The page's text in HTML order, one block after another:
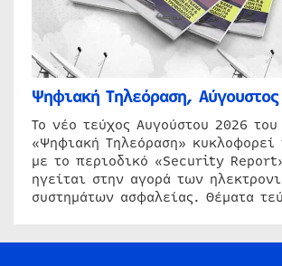
Ψηφιακή Τηλεόραση,
Το νέο τεύχος Αυγούστου 2026 του
«Ψηφιακή Τηλεόραση» κυκλοφορεί
με το περιοδικό «Security
ηγείται στην αγορά των
συστημάτων ασφαλείας. Θέματα